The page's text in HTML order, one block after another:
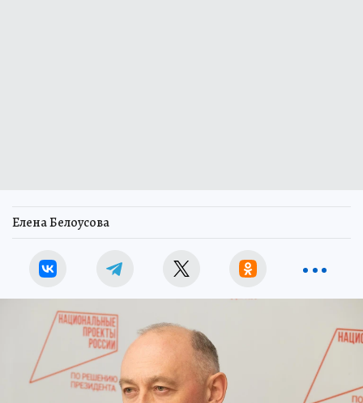
Елена Белоусова